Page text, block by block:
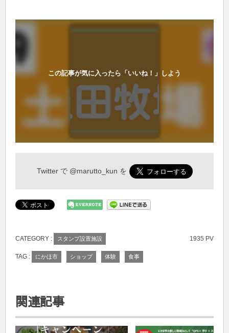
この記事が気に入ったら「いいね！」しよう
Twitter で @marutto_kun を
1935 PV
CATEGORY : スタンプ設置施設
TAG : にかほ市 ショップ 体験 食事
関連記事